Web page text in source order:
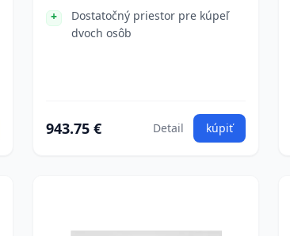
Dostatočný priestor pre kúpeľ
dvoch osôb
943.75 € Detail kúpiť